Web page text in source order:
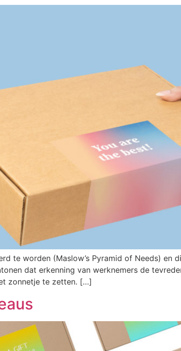
te worden (Maslow’s Pyramid of Needs) en
dat erkenning van werknemers de
zonnetje te zetten. […]